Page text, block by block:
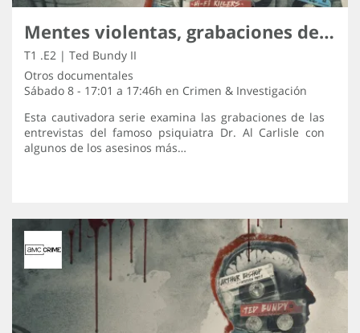
Mentes violentas, grabaciones de los asesinos
T1 .E2 | Ted Bundy II
Otros documentales
Sábado 8 - 17:01 a 17:46h en Crimen & Investigación
Esta cautivadora serie examina las grabaciones de las
entrevistas del famoso psiquiatra Dr. Al Carlisle con
algunos de los asesinos más…